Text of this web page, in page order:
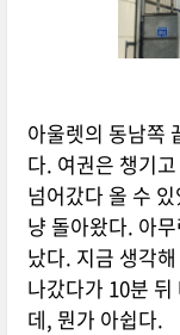
아울렛의 동남쪽
다. 여권은 챙기
넘어갔다 올 수
냥 돌아왔다. 아
났다. 지금 생각
나갔다가 10분
데, 뭔가 아쉽다.